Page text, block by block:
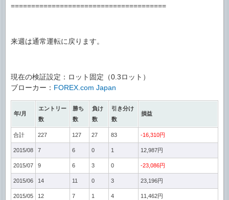
======================================
来週は通常運転に戻ります。
現在の検証設定：ロット固定（0.3ロット）
ブローカー： FOREX.com Japan
年/月
エントリー
数
勝ち
数
負け
数
引き分け
数
損益
合計 227 127 27 83 -16,310円
2015/08 7 6 0 1 12,987円
2015/07 9 6 3 0 -23,086円
2015/06 14 11 0 3 23,196円
2015/05 12 7 1 4 11,462円